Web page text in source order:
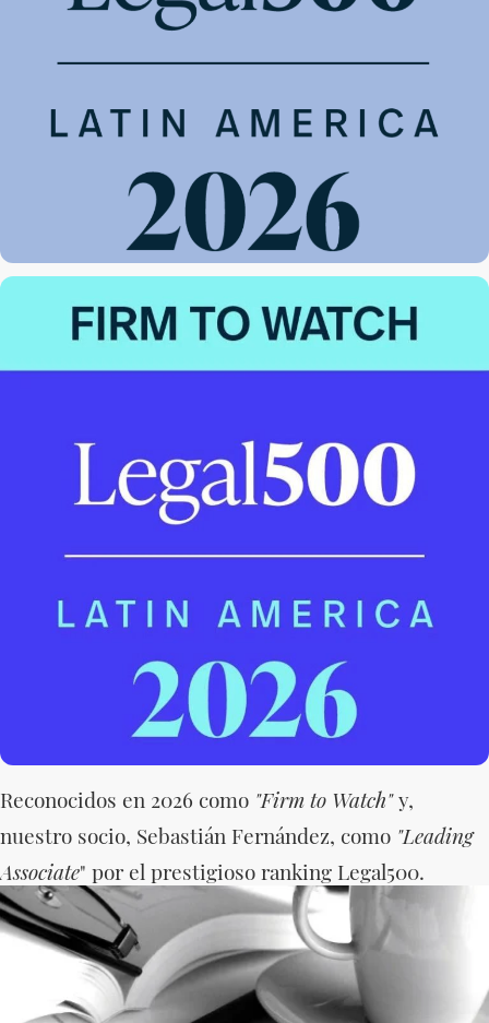
Reconocidos en 2026 como "Firm to Watch"y,
nuestro socio, Sebastián Fernández, como "Leading
Associate" por el prestigioso ranking Legal500.